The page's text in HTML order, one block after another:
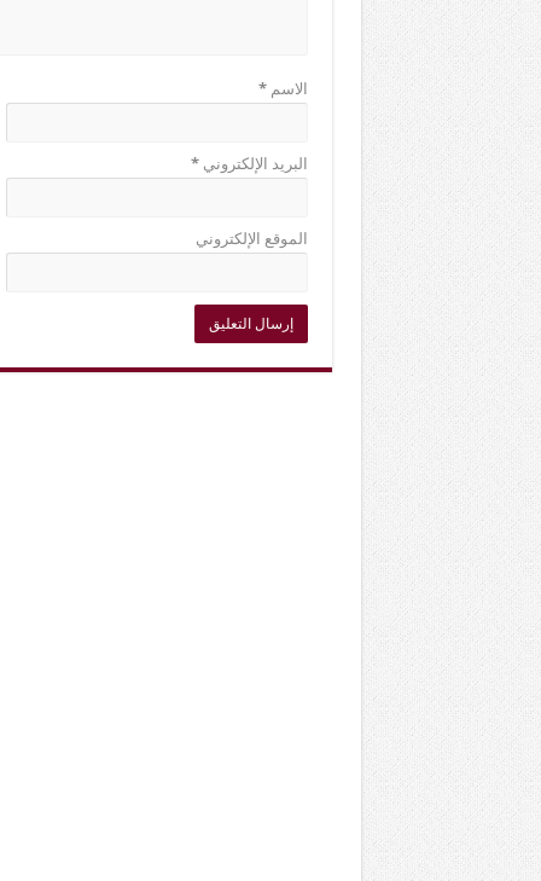
الاسم*
البريد الإلكتروني*
الموقع الإلكتروني